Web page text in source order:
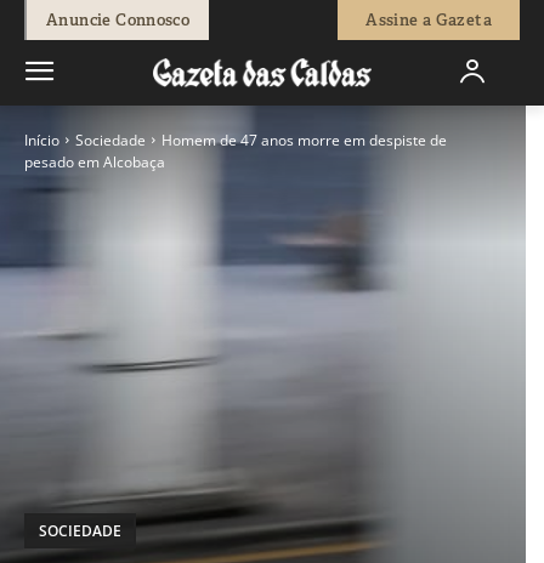
Anuncie Connosco Assine a Gazeta
Início Sociedade
Homem de 47 anos morre em despiste de
pesado em Alcobaça
SOCIEDADE